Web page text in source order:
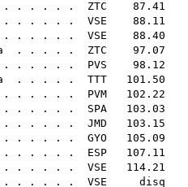
. . . . . . ZTC 87.41
. . . . . . VSE 88.11
. . . . . VSE 88.40
. . . . . ZTC 97.07
. . . . . . PVS 98.12
. . . . . TTT 101.50
. . . . . . PVM 102.22
. . . . . . SPA 103.03
. . . . . JMD 103.15
. . . . . . GYO 105.09
. . . . . . ESP 107.11
. . . . . VSE 114.21
. . . . . . VSE disq